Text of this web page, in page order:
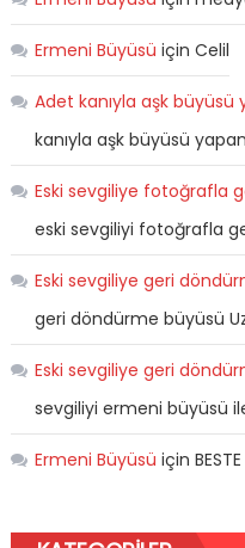
Ermeni Büyüsü için Celil
Adet kanıyla aşk
kanıyla aşk büyüsü
Eski sevgiliye fotoğrafla
eski sevgiliyi fotoğrafla
Eski sevgiliye geri
geri döndürme büyüsü
Eski sevgiliye geri
sevgiliyi ermeni büyüsü
Ermeni Büyüsü için BESTE